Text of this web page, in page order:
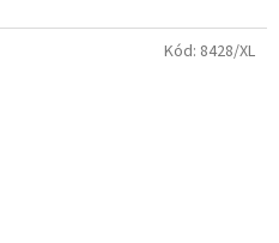
Kód: 8428/XL